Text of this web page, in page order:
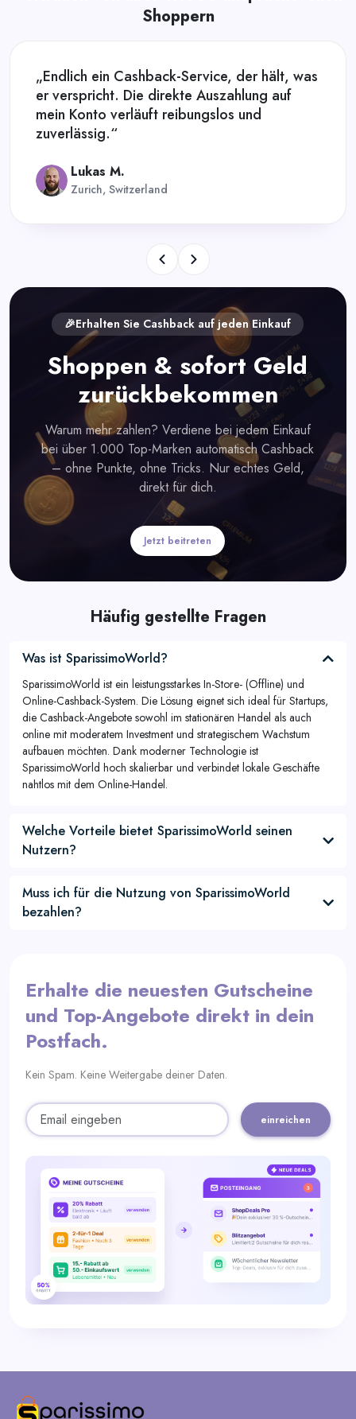
Shoppern
„Endlich ein Cashback-Service, der hält, was
er verspricht. Die direkte Auszahlung auf
mein Konto verläuft reibungslos und
zuverlässig.“
Lukas M.
Zurich, Switzerland
🎉Erhalten Sie Cashback auf jeden Einkauf
Shoppen & sofort Geld
zurückbekommen
Warum mehr zahlen? Verdiene bei jedem Einkauf
bei über 1.000 Top-Marken automatisch Cashback
– ohne Punkte, ohne Tricks. Nur echtes Geld,
direkt für dich.
Jetzt beitreten
Häufig gestellte Fragen
Was ist SparissimoWorld?
SparissimoWorld ist ein leistungsstarkes In-Store- (Offline) und
Online-Cashback-System. Die Lösung eignet sich ideal für Startups,
die Cashback-Angebote sowohl im stationären Handel als auch
online mit moderatem Investment und strategischem Wachstum
aufbauen möchten. Dank moderner Technologie ist
SparissimoWorld hoch skalierbar und verbindet lokale Geschäfte
nahtlos mit dem Online-Handel.
Welche Vorteile bietet SparissimoWorld seinen
Nutzern?
Muss ich für die Nutzung von SparissimoWorld
bezahlen?
Erhalte die neuesten Gutscheine
und Top-Angebote direkt in dein
Postfach.
Kein Spam. Keine Weitergabe deiner Daten.
einreichen